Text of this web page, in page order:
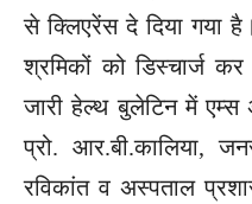
से क्लिएरेंस दे दिया गया
श्रमिकों को डिस्चार्ज
जारी हेल्थ बुलेटिन में एम्स
प्रो. आर.बी.कालिया,
रविकांत व अस्पताल